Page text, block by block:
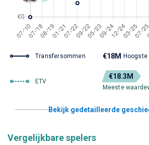
Transfersommen €18M
ETV
€18.3M
Meeste
Bekijk gedetailleerde
Vergelijkbare spelers